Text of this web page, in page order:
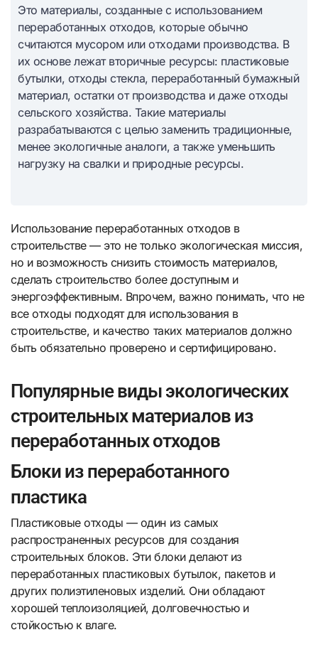
Это материалы, созданные с использованием
переработанных отходов, которые обычно
считаются мусором или отходами производства. В
их основе лежат вторичные ресурсы: пластиковые
бутылки, отходы стекла, переработанный бумажный
материал, остатки от производства и даже отходы
сельского хозяйства. Такие материалы
разрабатываются с целью заменить традиционные,
менее экологичные аналоги, а также уменьшить
нагрузку на свалки и природные ресурсы.
Использование переработанных отходов в
строительстве — это не только экологическая миссия,
но и возможность снизить стоимость материалов,
сделать строительство более доступным и
энергоэффективным. Впрочем, важно понимать, что не
все отходы подходят для использования в
строительстве, и качество таких материалов должно
быть обязательно проверено и сертифицировано.
Популярные виды экологических
строительных материалов из
переработанных отходов
Блоки из переработанного
пластика
Пластиковые отходы — один из самых
распространенных ресурсов для создания
строительных блоков. Эти блоки делают из
переработанных пластиковых бутылок, пакетов и
других полиэтиленовых изделий. Они обладают
хорошей теплоизоляцией, долговечностью и
стойкостью к влаге.